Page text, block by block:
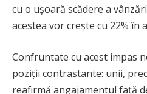
cu o ușoară scădere a
acestea vor crește cu 22% în
Confruntate cu acest impas
poziții contrastante: unii,
reafirmă angajamentul față